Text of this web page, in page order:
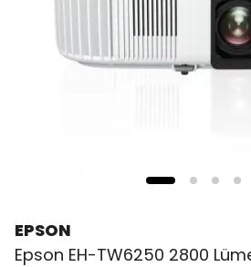
EPSON
Epson EH-TW6250 2800